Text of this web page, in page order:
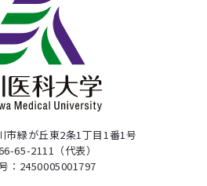
市緑が丘東2条1丁目1番1号
65-2111（代表）
：2450005001797